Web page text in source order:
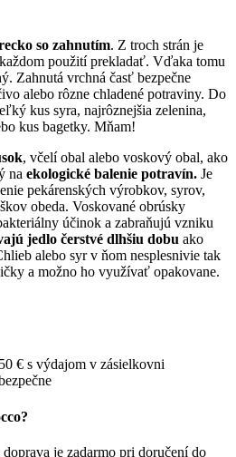
so zahnutím. Z troch strán je
použití prekladať. Vďaka tomu
Zahnutá vrchná časť bezpečne
alebo rôzne chladené potraviny. Do
kus syra, najrôznejšia zelenina,
kus bagetky. Mňam!
, včelí obal alebo voskový obal, ako
na ekologické balenie potravín. Je
pekárenských výrobkov, syrov,
obeda. Voskované obrúsky
účinok a zabraňujú vzniku
jedlo čerstvé dlhšiu dobu ako
alebo syr v ňom nesplesnivie tak
a možno ho využívať opakovane.
€ s výdajom v zásielkovni
je zadarmo pri doručení do